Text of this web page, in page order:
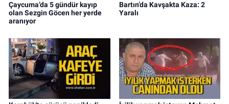
Çaycuma’da 5 gündür kayıp
olan Sezgin Göcen her yerde
aranıyor
Bartın’da Kavşakta Kaza: 2
Yaralı